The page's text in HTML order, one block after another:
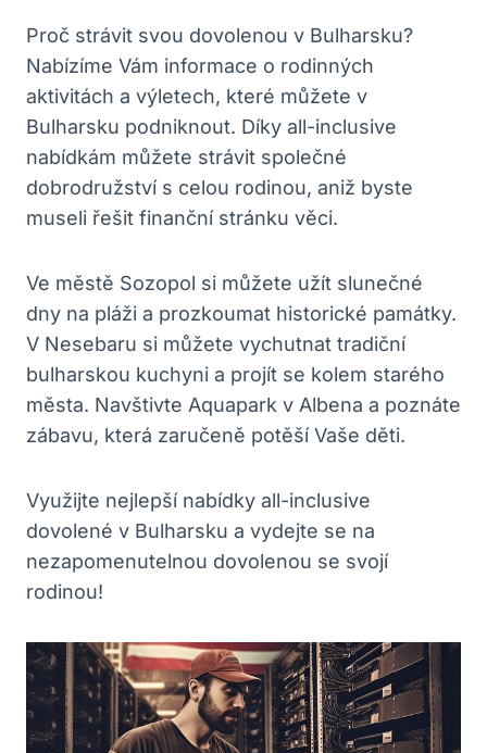
Proč strávit svou dovolenou v Bulharsku?
Nabízíme Vám informace o rodinných
aktivitách a výletech, které můžete v
Bulharsku podniknout. Díky all-inclusive
nabídkám můžete strávit společné
dobrodružství s celou rodinou, aniž byste
museli řešit finanční stránku věci.
Ve městě Sozopol si můžete užít slunečné
dny na pláži a prozkoumat historické památky.
V Nesebaru si můžete vychutnat tradiční
bulharskou kuchyni a projít se kolem starého
města. Navštivte Aquapark v Albena a poznáte
zábavu, která zaručeně potěší Vaše děti.
Využijte nejlepší nabídky all-inclusive
dovolené v Bulharsku a vydejte se na
nezapomenutelnou dovolenou se svojí
rodinou!